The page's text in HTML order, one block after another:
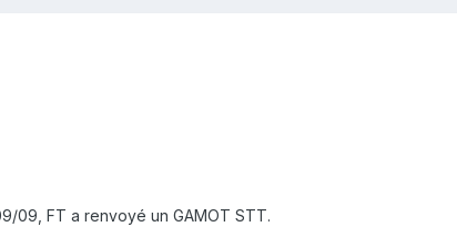
09, FT a renvoyé un GAMOT STT.